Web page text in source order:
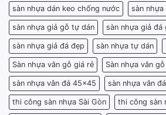
sàn nhựa dán keo chống nước sàn nhựa
sàn nhựa giả gỗ tự dán sàn nhựa giả đá
sàn nhựa giả đá đẹp sàn nhựa tự dán
Sàn nhựa vân gỗ giá rẻ Sàn nhựa vân
sàn nhựa vân đá 45x45 sàn nhựa vân
thi công sàn nhựa Sài Gòn thi công sàn